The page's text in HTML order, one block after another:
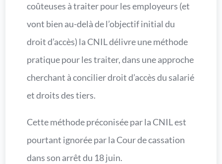
coûteuses à traiter pour les employeurs (et
vont bien au-delà de l’objectif initial du
droit d’accès) la CNIL délivre une méthode
pratique pour les traiter, dans une approche
cherchant à concilier droit d’accès du salarié
et droits des tiers.
Cette méthode préconisée par la CNIL est
pourtant ignorée par la Cour de cassation
dans son arrêt du 18 juin.